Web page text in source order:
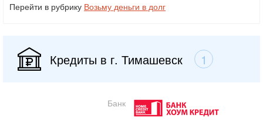
Перейти в рубрику Возьму деньги в долг
Кредиты в г. Тимашевск 1
Банк